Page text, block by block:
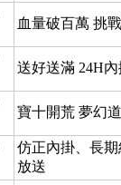
血量破百萬 挑
送好送滿 24H
寶十開荒 夢幻
仿正內掛、長
放送